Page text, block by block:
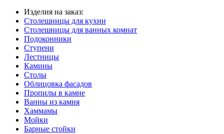
Изделия на заказ:
Столешницы для кухни
Столешницы для ванных комнат
Подоконники
Ступени
Лестницы
Камины
Столы
Облицовка фасадов
Пропилы в камне
Ванны из камня
Хаммамы
Мойки
Барные стойки